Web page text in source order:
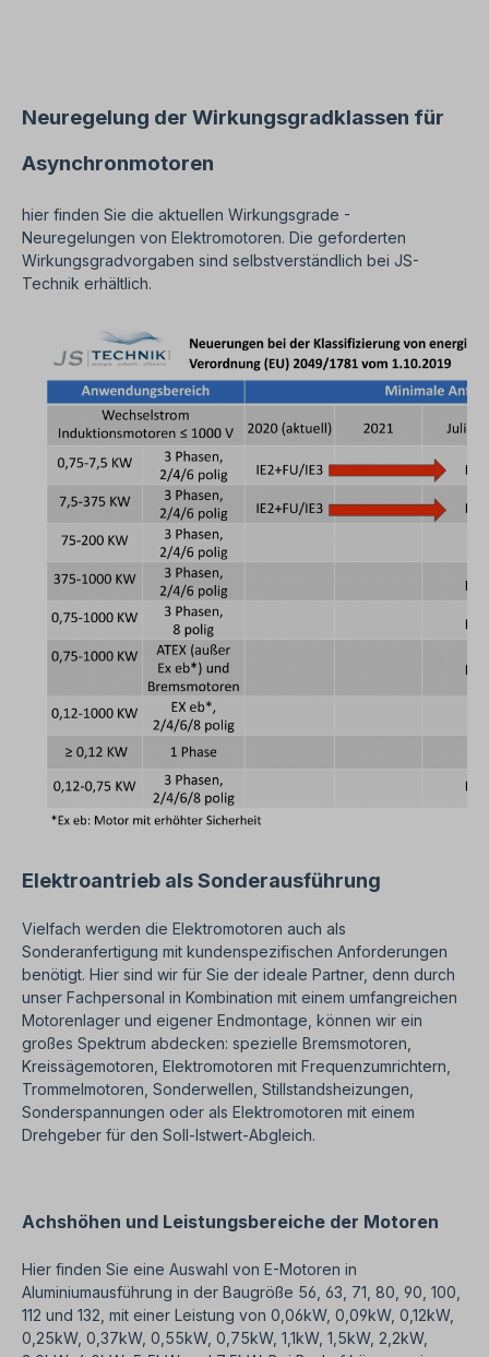
Alle Produktfotos sind unverbindliche
Beispiele!Technische Änderungen vorbehalten.
Neuregelung der Wirkungsgradklassen für
Asynchronmotoren
hier finden Sie die aktuellen Wirkungsgrade -
Neuregelungen von Elektromotoren. Die geforderten
Wirkungsgradvorgaben sind selbstverständlich bei JS-
Technik erhältlich.
Elektroantrieb als Sonderausführung
Vielfach werden die Elektromotoren auch als
Sonderanfertigung mit kundenspezifischen Anforderungen
benötigt. Hier sind wir für Sie der ideale Partner, denn durch
unser Fachpersonal in Kombination mit einem umfangreichen
Motorenlager und eigener Endmontage, können wir ein
großes Spektrum abdecken: spezielle Bremsmotoren,
Kreissägemotoren, Elektromotoren mit Frequenzumrichtern,
Trommelmotoren, Sonderwellen, Stillstandsheizungen,
Sonderspannungen oder als Elektromotoren mit einem
Drehgeber für den Soll-Istwert-Abgleich.
Achshöhen und Leistungsbereiche der Motoren
Hier finden Sie eine Auswahl von E-Motoren in
Aluminiumausführung in der Baugröße 56, 63, 71, 80, 90, 100,
112 und 132, mit einer Leistung von 0,06kW, 0,09kW, 0,12kW,
0,25kW, 0,37kW, 0,55kW, 0,75kW, 1,1kW, 1,5kW, 2,2kW,